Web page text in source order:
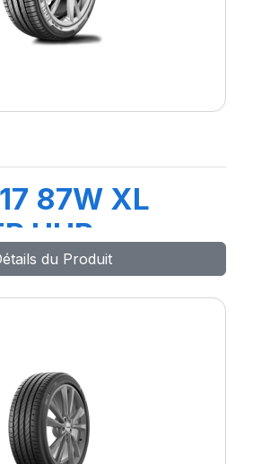
87W XL
UHP
du Produit